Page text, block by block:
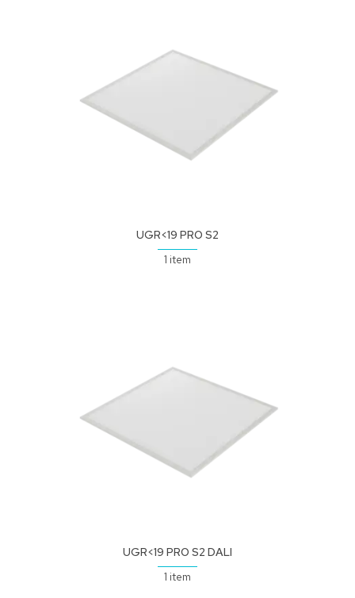
UGR<19 PRO S2
1 item
UGR<19 PRO S2 DALI
1 item